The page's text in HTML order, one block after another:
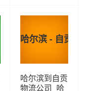
哈尔滨 - 自贡
哈尔滨到自贡
物流公司_哈